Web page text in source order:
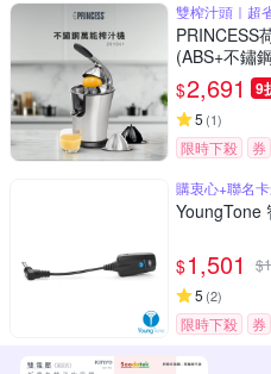
雙榨汁頭｜超
PRINCESS
(ABS+不鏽
$2,691 9
5 (1)
限時下殺
券
購衷心+聯名
YoungTone
$1,501 $
5 (2)
限時下殺 券